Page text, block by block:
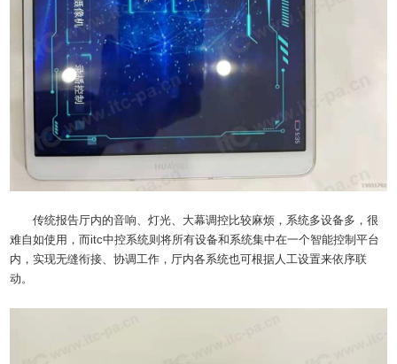
传统报告厅内的音响、灯光、大幕调控比较麻烦，系统多设备多，很
难自如使用，而itc中控系统则将所有设备和系统集中在一个智能控制平台
内，实现无缝衔接、协调工作，厅内各系统也可根据人工设置来依序联
动。